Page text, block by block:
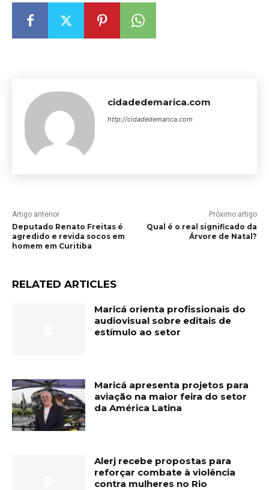
cidadedemarica.com
http://cidadedemarica.com
Artigo anterior
Deputado Renato Freitas é
agredido e revida socos em
homem em Curitiba
Próximo artigo
Qual é o real significado da
Árvore de Natal?
RELATED ARTICLES
Maricá orienta profissionais do
audiovisual sobre editais de
estímulo ao setor
Maricá apresenta projetos para
aviação na maior feira do setor
da América Latina
Alerj recebe propostas para
reforçar combate à violência
contra mulheres no Rio